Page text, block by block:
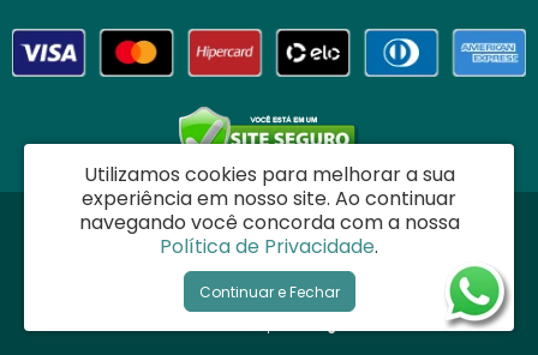
Dog Charme Center Comércio e Serviços Veterinários Ltda - CNPJ:
34.261.271/0001-12
Ladeira do Acupe, 50 - Acupe - Salvador / BA - CEP: 40290-160
Semeve © 2026
Utilizamos cookies para melhorar a sua
experiência em nosso site. Ao continuar
navegando você concorda com a nossa
Política de Privacidade.
Continuar e Fechar